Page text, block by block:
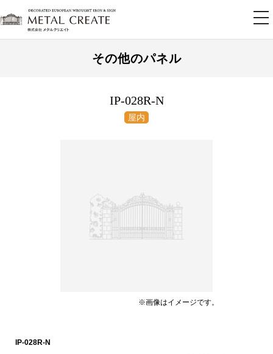
その他のパネル
IP-028R-N
※画像はイメージです。
IP-028R-N